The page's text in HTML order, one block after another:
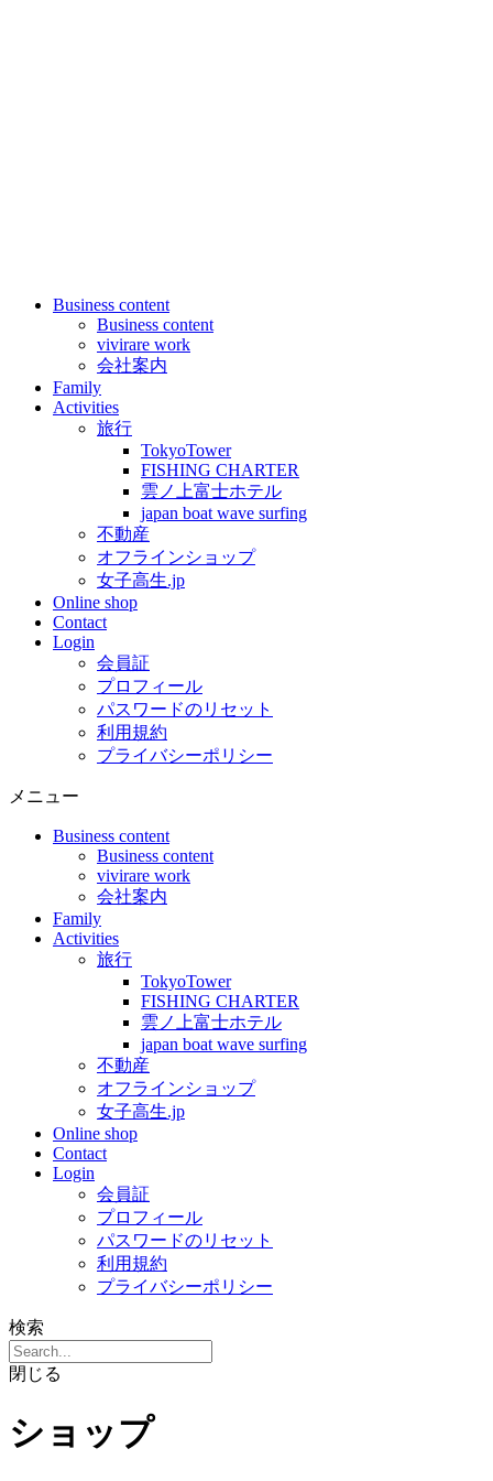
Business content
Business content
vivirare work
会社案内
Family
Activities
旅行
TokyoTower
FISHING CHARTER
雲ノ上富士ホテル
japan boat wave surfing
不動産
オフラインショップ
女子高生.jp
Online shop
Contact
Login
会員証
プロフィール
パスワードのリセット
利用規約
プライバシーポリシー
メニュー
Business content
Business content
vivirare work
会社案内
Family
Activities
旅行
TokyoTower
FISHING CHARTER
雲ノ上富士ホテル
japan boat wave surfing
不動産
オフラインショップ
女子高生.jp
Online shop
Contact
Login
会員証
プロフィール
パスワードのリセット
利用規約
プライバシーポリシー
検索
閉じる
ショップ